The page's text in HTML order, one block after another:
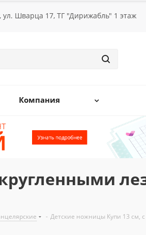
ул. Шварца 17, ТГ "Дирижабль" 1 этаж
Компания
- Детские ножницы Купи 13 см,